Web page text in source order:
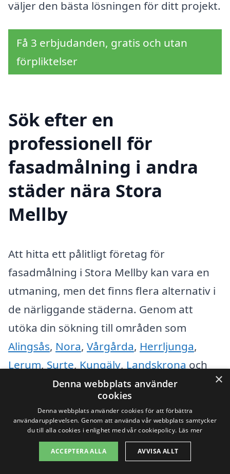
väljer den bästa lösningen för ditt projekt.
Få 3 erbjudanden, gratis och utan
förpliktelser
Sök efter en
professionell för
fasadmålning i andra
städer nära Stora
Mellby
Att hitta ett pålitligt företag för
fasadmålning i Stora Mellby kan vara en
utmaning, men det finns flera alternativ i
de närliggande städerna. Genom att
utöka din sökning till områden som
Alingsås, Nora, Vårgårda, Herrljunga,
Lerum,Surte,Kungälv,Landskronaoch
Götborg kan du hitta duktiga hantverkare
som erbjuder konkurrenskraftiga priser
och hög kvalitet på sina tjänster.
När du ser efter ett företag för
×
Denna webbplats använder
cookies
Denna webbplats använder cookies för att förbättra
användarupplevelsen. Genom att använda vår webbplats samtycker
du till alla cookies i enlighet med vår cookiepolicy. Läs mer
ACCEPTERA ALLA AVVISA ALLT